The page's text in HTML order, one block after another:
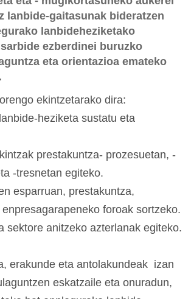
lanbide-gaitasunak bideratzen
lanbideheziketako
ezberdinei buruzko
eta orientazioa emateko
ekintzetarako dira:
heziketa sustatu eta
prestakuntza- prozesuetan, -
-tresnetan egiteko.
esparruan, prestakuntza,
foroak sortzeko.
sektore anitzeko azterlanak egiteko.
erakunde eta antolakundeak izan
eskatzaile eta onuradun,